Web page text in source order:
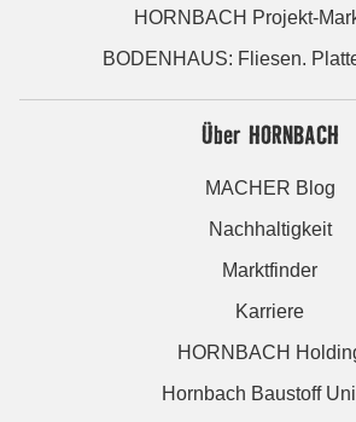
HORNBACH Projekt-
BODENHAUS: Fliesen.
Über HORNBACH
MACHER Blog
Nachhaltigkeit
Marktfinder
Karriere
HORNBACH
Hornbach Baustoff